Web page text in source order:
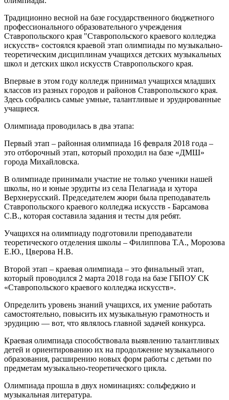
Традиционно весной на базе государственного бюджетного
профессионального образовательного учреждения
Ставропольского края "Ставропольского краевого колледжа
искусств» состоялся краевой этап олимпиады по музыкально-
теоретическим дисциплинам учащихся детских музыкальных
школ и детских школ искусств Ставропольского края.
Впервые в этом году колледж принимал учащихся младших
классов из разных городов и районов Ставропольского края.
Здесь собрались самые умные, талантливые и эрудированные
учащиеся.
Олимпиада проводилась в два этапа:
Первый этап – районная олимпиада 16 февраля 2018 года –
это отборочный этап, который проходил на базе «ДМШ»
города Михайловска.
В олимпиаде принимали участие не только ученики нашей
школы, но и юные эрудиты из села Пелагиада и хутора
Верхнерусский. Председателем жюри была преподаватель
Ставропольского краевого колледжа искусств - Барсамова
С.В., которая составила задания и тесты для ребят.
Учащихся на олимпиаду подготовили преподаватели
теоретического отделения школы – Филиппова Т.А., Морозова
Е.Ю., Цверова Н.В.
Второй этап – краевая олимпиада – это финальный этап,
который проводился 2 марта 2018 года на базе ГБПОУ СК
«Ставропольского краевого колледжа искусств».
Определить уровень знаний учащихся, их умение работать
самостоятельно, повысить их музыкальную грамотность и
эрудицию — вот, что являлось главной задачей конкурса.
Краевая олимпиада способствовала выявлению талантливых
детей и ориентированию их на продолжение музыкального
образования, расширению новых форм работы с детьми по
предметам музыкально-теоретического цикла.
Олимпиада прошла в двух номинациях: сольфеджио и
музыкальная литература.